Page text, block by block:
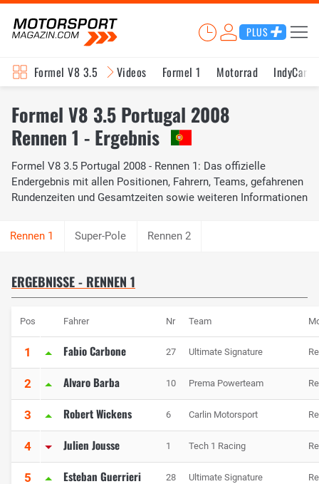
PLUS
Formel V8 3.5 Videos Formel 1 Motorrad IndyCar
Formel V8 3.5 Portugal 2008
Rennen 1 - Ergebnis
Formel V8 3.5 Portugal 2008 - Rennen 1: Das offizielle
Endergebnis mit allen Positionen, Fahrern, Teams, gefahrenen
Rundenzeiten und Gesamtzeiten sowie weiteren Informationen
Super-Pole Rennen 2
ERGEBNISSE - RENNEN 1
Pos Fahrer Nr Team
1 Fabio Carbone 27 Ultimate Signature
2 Alvaro Barba 10 Prema Powerteam
3 Robert Wickens 6 Carlin Motorsport
4 Julien Jousse 1 Tech 1 Racing
5 Esteban Guerrieri 28 Ultimate Signature